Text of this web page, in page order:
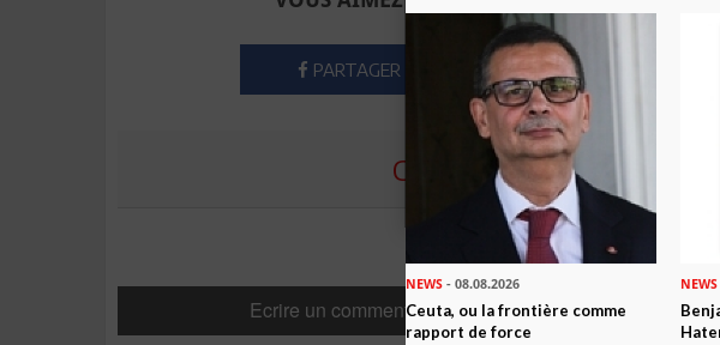
PARTAGER TWEETER
COMMENTER CET
Ecrire un commentaire
NEWS - 08.08.2026
Ceuta, ou la frontière comme
rapport de force
NEWS